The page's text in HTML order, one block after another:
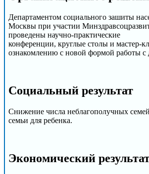
Департаментом социального зашиты
Москвы при участии
проведены научно-практические
конференции, круглые столы и мастер-
ознакомлению с новой формой работы с
Cоциальный результат
Снижение числа неблагополучных
семьи для ребенка.
Экономический